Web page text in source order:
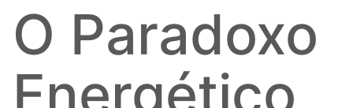
O Paradoxo
Energético